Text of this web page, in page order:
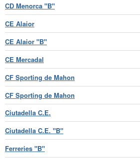
CD Menorca "B"
CE Alaior
CE Alaior "B"
CE Mercadal
CF Sporting de Mahon
CF Sporting de Mahon
Ciutadella C.E.
Ciutadella C.E. "B"
Ferreries "B"